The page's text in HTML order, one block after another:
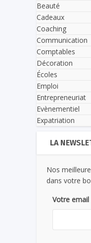
Beauté
Cadeaux
Coaching
Communication
Comptables
Décoration
Écoles
Emploi
Entrepreneuriat
Evènementiel
Expatriation
LA
Nos
dans votre
Votre email